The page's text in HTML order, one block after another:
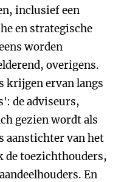
inclusief een
en strategische
worden
overigens.
krijgen ervan langs
de adviseurs,
gezien wordt als
aanstichter van het
de toezichthouders,
En